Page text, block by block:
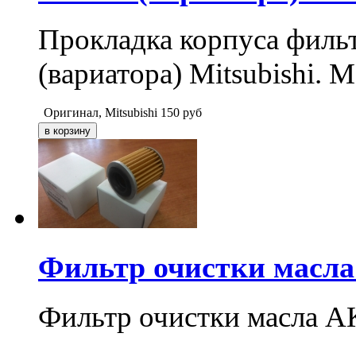
Прокладка корпуса
(вариатора) Mitsubishi.
Оригинал, Mitsubishi 150 руб
Фильтр очистки
Фильтр очистки масла